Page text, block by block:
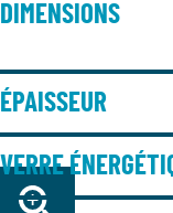
DIMENSIONS
ÉPAISSEUR
VERRE